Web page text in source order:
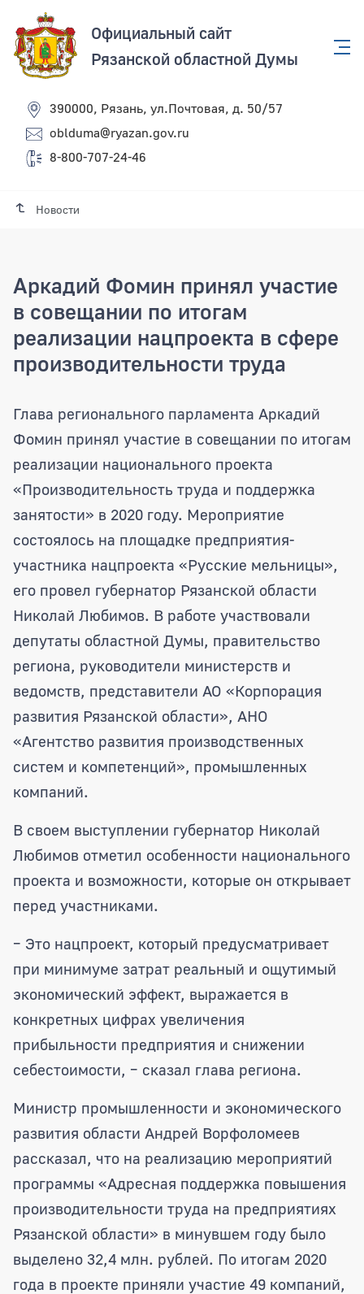
Официальный сайт
Рязанской областной Думы
390000, Рязань, ул.Почтовая, д. 50/57
oblduma@ryazan.gov.ru
8-800-707-24-46
Новости
Аркадий Фомин принял участие
в совещании по итогам
реализации нацпроекта в сфере
производительности труда
Аркадий Фомин принял участие в
Глава регионального парламента Аркадий
Фомин принял участие в совещании по итогам
реализации национального проекта
«Производительность труда и поддержка
занятости» в 2020 году. Мероприятие
состоялось на площадке предприятия-
участника нацпроекта «Русские мельницы»,
его провел губернатор Рязанской области
Николай Любимов. В работе участвовали
депутаты областной Думы, правительство
региона, руководители министерств и
ведомств, представители АО «Корпорация
развития Рязанской области», АНО
«Агентство развития производственных
систем и компетенций», промышленных
компаний.
В своем выступлении губернатор Николай
Любимов отметил особенности национального
проекта и возможности, которые он открывает
перед участниками.
– Это нацпроект, который предусматривает
при минимуме затрат реальный и ощутимый
экономический эффект, выражается в
конкретных цифрах увеличения
прибыльности предприятия и снижении
себестоимости, – сказал глава региона.
Министр промышленности и экономического
развития области Андрей Ворфоломеев
рассказал, что на реализацию мероприятий
программы «Адресная поддержка повышения
производительности труда на предприятиях
Рязанской области» в минувшем году было
выделено 32,4 млн. рублей. По итогам 2020
года в проекте приняли участие 49 компаний,